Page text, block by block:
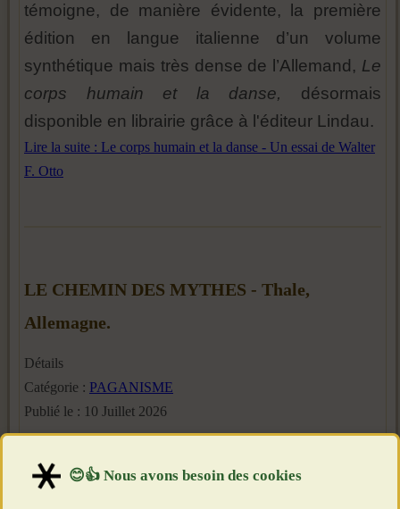
témoigne, de manière évidente, la première
édition en langue italienne d’un volume
synthétique mais très dense de l’Allemand, Le
corps humain et la danse, désormais
disponible en librairie grâce à l'éditeur Lindau.
Lire la suite : Le corps humain et la danse - Un essai de Walter
F. Otto
LE CHEMIN DES MYTHES - Thale,
Allemagne.
Détails
Catégorie : PAGANISME
Publié le : 10 Juillet 2026